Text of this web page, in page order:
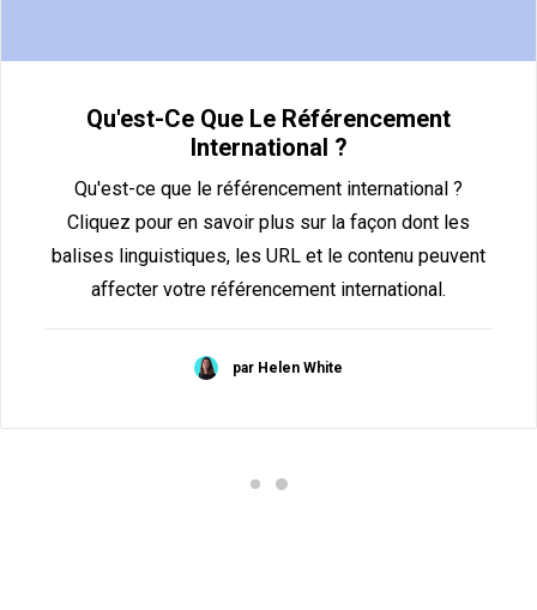
Qu'est-Ce Que Le Référencement
International ?
Qu'est-ce que le référencement international ?
Cliquez pour en savoir plus sur la façon dont les
balises linguistiques, les URL et le contenu peuvent
affecter votre référencement international.
par Helen White